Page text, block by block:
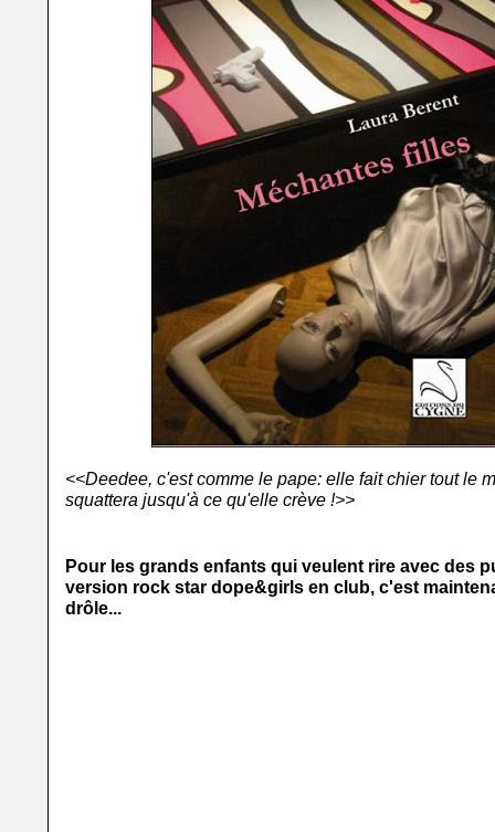
<<Deedee, c'est comme le pape: elle fait chier tout le
squattera jusqu'à ce qu'elle crève !>>
Pour les grands enfants qui veulent rire avec des
version rock star dope&girls en club, c'est
drôle...